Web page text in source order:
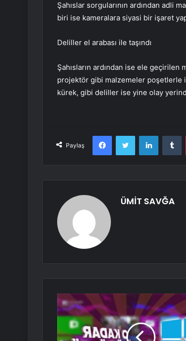
Şahıslar sorgularının ardından adli
biri ise kameralara siyasi bir işaret
Deliller el arabası ile taşındı
Şahısların ardından ise ele geçirilen
projektör gibi malzemeler poşetlerle
kürek, gibi deliller ise yine olay
Paylaş
FacebookTwitter LinkedIn
ÜMİT SAVĞA